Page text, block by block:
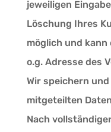
jeweiligen
Löschung Ihres
möglich und
o.g. Adresse des
Wir speichern
mitgeteilten
Nach